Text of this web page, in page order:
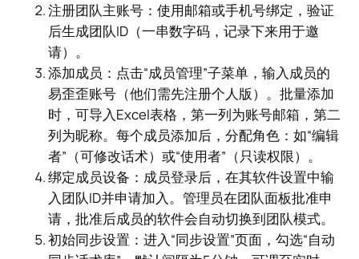
注册团队主账号：使用邮箱或手机号绑定，验证
后生成团队ID（一串数字码，记录下来用于邀
请）。
添加成员：点击“成员管理”子菜单，输入成员的
易歪歪账号（他们需先注册个人版）。批量添加
时，可导入Excel表格，第一列为账号邮箱，第二
列为昵称。每个成员添加后，分配角色：如“编辑
者”（可修改话术）或“使用者”（只读权限）。
绑定成员设备：成员登录后，在其软件设置中输
入团队ID并申请加入。管理员在团队面板批准申
请，批准后成员的软件会自动切换到团队模式。
初始同步设置：进入“同步设置”页面，勾选“自动